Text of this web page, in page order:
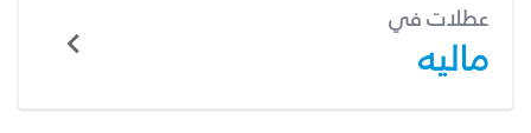
عطلات في
ماليه